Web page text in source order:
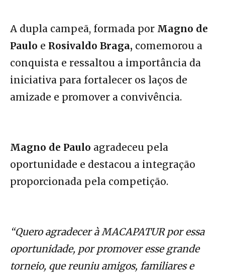
A dupla campeã, formada por Magno de
Paulo e Rosivaldo Braga, comemorou a
conquista e ressaltou a importância da
iniciativa para fortalecer os laços de
amizade e promover a convivência.
Magno de Paulo agradeceu pela
oportunidade e destacou a integração
proporcionada pela competição.
“Quero agradecer à MACAPATUR por essa
oportunidade, por promover esse grande
torneio, que reuniu amigos, familiares e